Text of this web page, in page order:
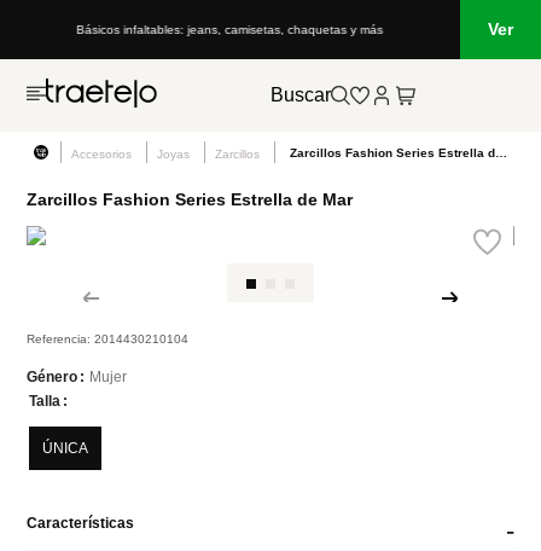
Básicos infaltables: jeans, camisetas, chaquetas y más Ver
Buscar
Accesorios Joyas Zarcillos
Zarcillos Fashion Series Estrella de Mar
Referencia:2014430210104
Género
Mujer
Talla
ÚNICA
Características -